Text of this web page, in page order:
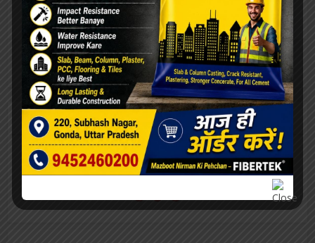
राजेंद्र सिंह (सम्पादक)
View all posts
Our Advertisement